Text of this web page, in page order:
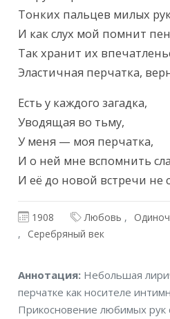
Тонких пальцев милых
И как слух мой помнит
Так хранит их
Эластичная перчатка,
Есть у каждого загадка,
Уводящая во тьму,
У меня — моя перчатка,
И о ней мне вспомнить
И её до новой встречи не
1908 Любовь
Серебряный век
Аннотация
Аннотация: Небольшая
перчатке как носителе
Прикосновение любимых рук